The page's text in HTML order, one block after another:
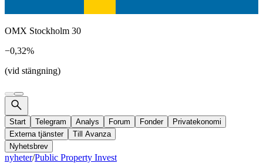
OMX Stockholm 30
−0,32%
(vid stängning)
Start Telegram Analys Forum Fonder
Privatekonomi
Externa tjänster
Till Avanza
Nyhetsbrev
nyheter/Public Property Invest